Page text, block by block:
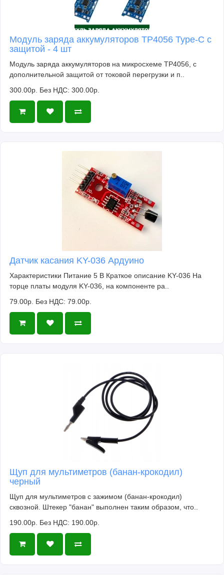
Модуль заряда аккумуляторов TP4056 Type-C с
защитой - 4 шт
Модуль заряда аккумуляторов на микросхеме TP4056, с
дополнительной защитой от токовой перегрузки и п..
300.00р. Без НДС: 300.00р.
Датчик касания KY-036 Ардуино
Характеристики Питание 5 В Краткое описание KY-036 На
торце платы модуля KY-036, на компоненте ра..
79.00р. Без НДС: 79.00р.
Щуп для мультиметров (банан-крокодил)
черный
Щуп для мультиметров с зажимом (банан-крокодил)
сквозной. Штекер "банан" выполнен таким образом, что..
190.00р. Без НДС: 190.00р.